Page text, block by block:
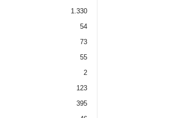
1.330
54
73
55
2
123
395